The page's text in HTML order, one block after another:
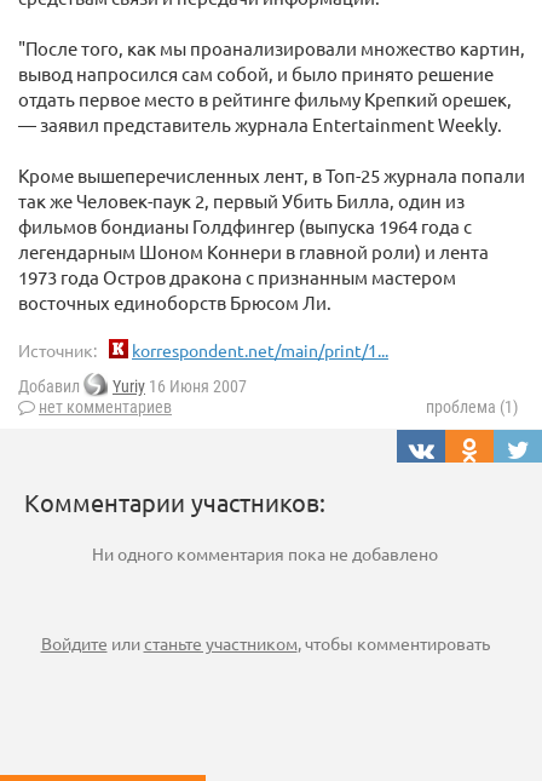
"После того, как мы проанализировали множество картин,
вывод напросился сам собой, и было принято решение
отдать первое место в рейтинге фильму Крепкий орешек,
— заявил представитель журнала Entertainment Weekly.
Кроме вышеперечисленных лент, в Топ-25 журнала попали
так же Человек-паук 2, первый Убить Билла, один из
фильмов бондианы Голдфингер (выпуска 1964 года с
легендарным Шоном Коннери в главной роли) и лента
1973 года Остров дракона с признанным мастером
восточных единоборств Брюсом Ли.
Источник: korrespondent.net/main/print/1...
Добавил Yuriy 16 Июня 2007
нет комментариев
проблема (1)
Комментарии участников:
Ни одного комментария пока не добавлено
Войдите илистаньте участником, чтобы комментировать